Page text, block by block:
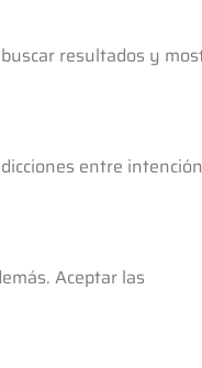
resultados y
entre
Aceptar las